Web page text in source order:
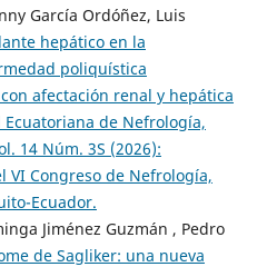
García Ordóñez, Luis
hepático en la
poliquística
afectación renal y hepática
Ecuatoriana de Nefrología,
14 Núm. 3S (2026):
VI Congreso de Nefrología,
Ecuador.
Jiménez Guzmán , Pedro
de Sagliker: una nueva